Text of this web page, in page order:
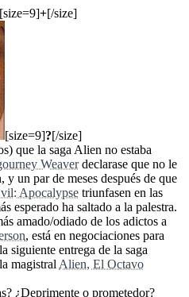
[size=9]+[/size]
[size=9]?[/size]
que la saga Alien no estaba
Weaverdeclarase que no le
un par de meses después de que
Apocalypse triunfasen en las
esperado ha saltado a la palestra.
amado/odiado de los adictos a
, está en negociaciones para
siguiente entrega de la saga
magistral Alien, El Octavo
¿Deprimente o prometedor?